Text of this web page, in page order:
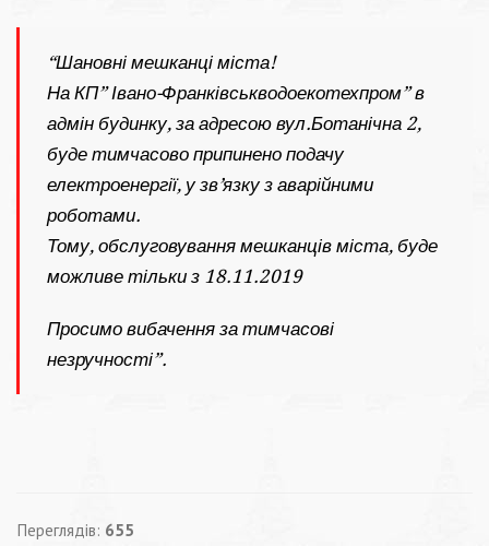
“Шановні мешканці міста!
На КП” Івано-Франківськводоекотехпром” в
адмін будинку, за адресою вул.Ботанічна 2,
буде тимчасово припинено подачу
електроенергії, у зв’язку з аварійними
роботами.
Тому, обслуговування мешканців міста, буде
можливе тільки з 18.11.2019
Просимо вибачення за тимчасові
незручності”.
Переглядів: 655